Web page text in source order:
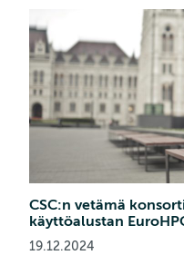
CSC:n vetämä
käyttöalustan
19.12.2024